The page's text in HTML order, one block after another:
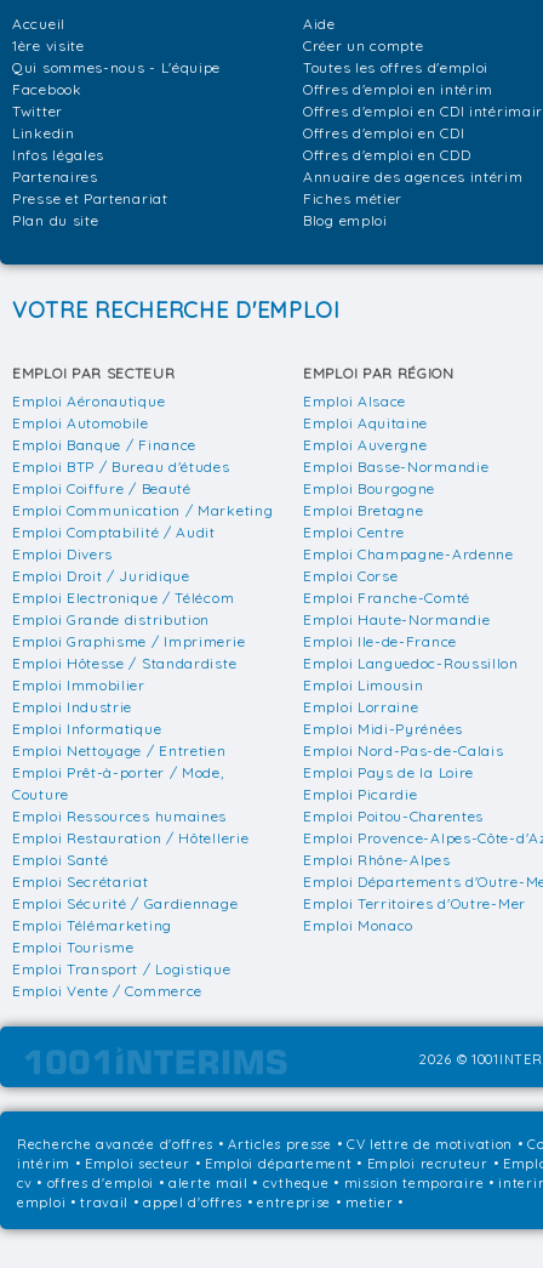
Accueil
1ère visite
Qui sommes-nous - L'équipe
Facebook
Twitter
Linkedin
Infos légales
Partenaires
Presse et Partenariat
Plan du site
Aide
Créer un compte
Toutes les offres d'emploi
Offres d'emploi en intérim
Offres d'emploi en CDI
Offres d'emploi en CDI
Offres d'emploi en CDD
Annuaire des agences intérim
Fiches métier
Blog emploi
VOTRE RECHERCHE D'EMPLOI
EMPLOI PAR SECTEUR
Emploi Aéronautique
Emploi Automobile
Emploi Banque / Finance
Emploi BTP / Bureau d'études
Emploi Coiffure / Beauté
Emploi Communication / Marketing
Emploi Comptabilité / Audit
Emploi Divers
Emploi Droit / Juridique
Emploi Electronique / Télécom
Emploi Grande distribution
Emploi Graphisme / Imprimerie
Emploi Hôtesse / Standardiste
Emploi Immobilier
Emploi Industrie
Emploi Informatique
Emploi Nettoyage / Entretien
Emploi Prêt-à-porter / Mode,
Couture
Emploi Ressources humaines
Emploi Restauration / Hôtellerie
Emploi Santé
Emploi Secrétariat
Emploi Sécurité / Gardiennage
Emploi Télémarketing
Emploi Tourisme
Emploi Transport / Logistique
Emploi Vente / Commerce
EMPLOI PAR RÉGION
Emploi Alsace
Emploi Aquitaine
Emploi Auvergne
Emploi Basse-Normandie
Emploi Bourgogne
Emploi Bretagne
Emploi Centre
Emploi Champagne-Ardenne
Emploi Corse
Emploi Franche-Comté
Emploi Haute-Normandie
Emploi Ile-de-France
Emploi Languedoc-Roussillon
Emploi Limousin
Emploi Lorraine
Emploi Midi-Pyrénées
Emploi Nord-Pas-de-Calais
Emploi Pays de la Loire
Emploi Picardie
Emploi Poitou-Charentes
Emploi Provence-Alpes-Côte-
Emploi Rhône-Alpes
Emploi Départements d'Outre-
Emploi Territoires d'Outre-Mer
Emploi Monaco
2026 ©
Recherche avancée d'offres •Articles presse • CV lettre de motivation •
intérim • Emploi secteur • Emploi département • Emploi recruteur •
cv • offres d'emploi • alerte mail • cvtheque • mission temporaire •
emploi • travail • appel d'offres • entreprise • metier •